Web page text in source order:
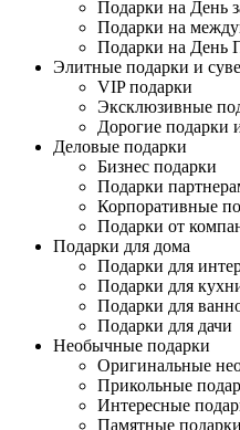
Подарки на День
Подарки на
Подарки на День
Элитные подарки и
VIP подарки
Эксклюзивные
Дорогие подарки
Деловые подарки
Бизнес подарки
Подарки
Корпоративные
Подарки от
Подарки для дома
Подарки для
Подарки для
Подарки для
Подарки для дачи
Необычные подарки
Оригинальные
Прикольные
Интересные
Памятные подарки